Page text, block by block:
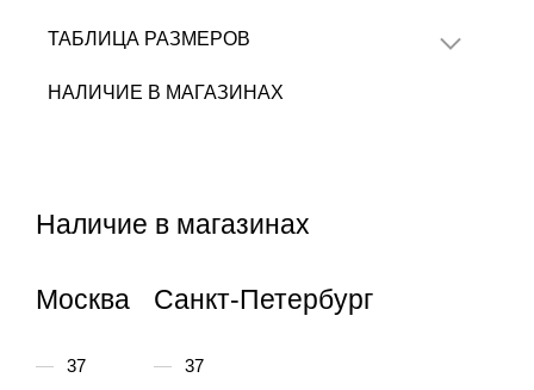
ТАБЛИЦА РАЗМЕРОВ
НАЛИЧИЕ В МАГАЗИНАХ
Наличие в магазинах
Москва
37
Санкт-Петербург
37